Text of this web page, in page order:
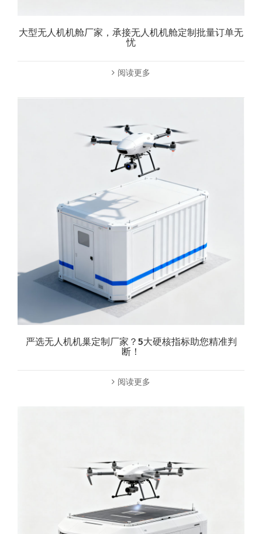
大型无人机机舱厂家，承接无人机机舱定制批量订单无
忧
阅读更多
严选无人机机巢定制厂家？5大硬核指标助您精准判
断！
阅读更多